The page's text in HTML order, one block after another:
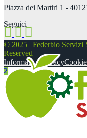
Piazza dei Martiri 1 -
Seguici
© 2025 | Federbio Servizi
Reserved
Informativa privacy